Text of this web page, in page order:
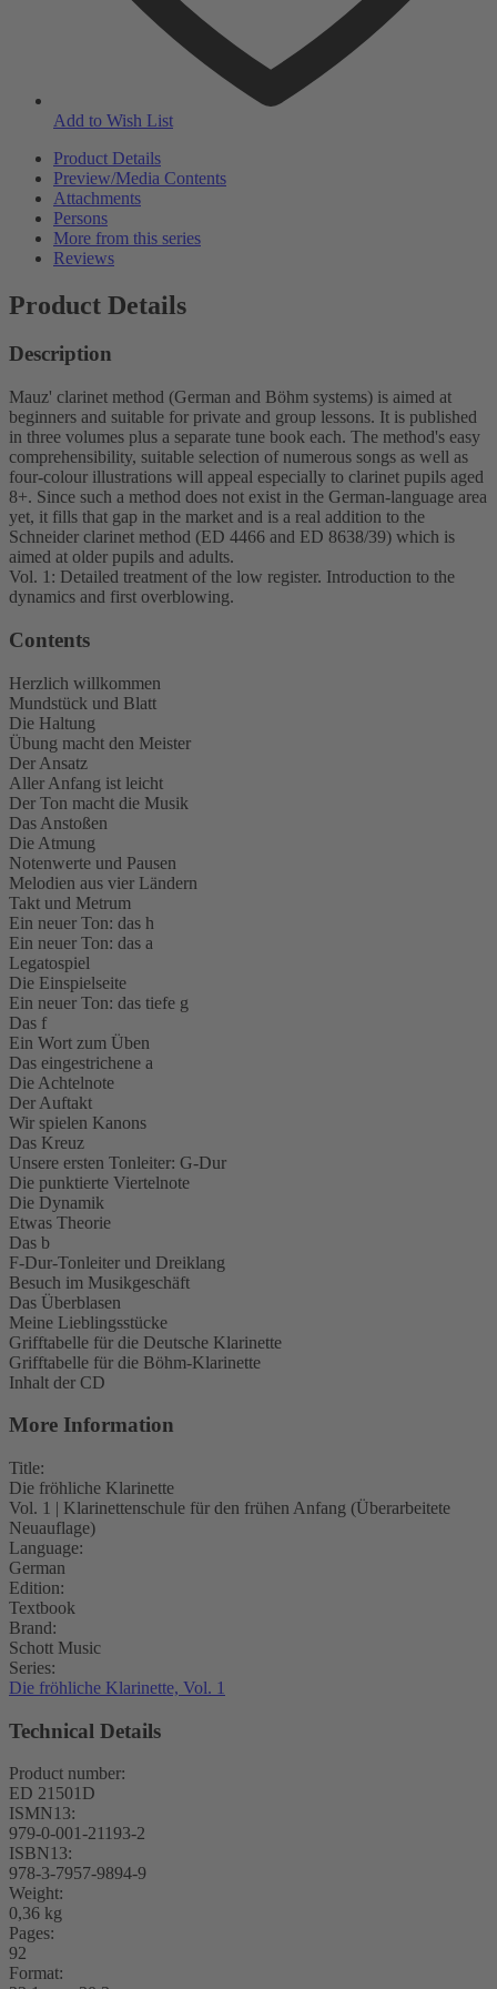
Add to Wish List
Product Details
Preview/Media Contents
Attachments
Persons
More from this series
Reviews
Product Details
Description
Mauz' clarinet method (German and Böhm systems) is aimed at
beginners and suitable for private and group lessons. It is published
in three volumes plus a separate tune book each. The method's easy
comprehensibility, suitable selection of numerous songs as well as
four-colour illustrations will appeal especially to clarinet pupils aged
8+. Since such a method does not exist in the German-language area
yet, it fills that gap in the market and is a real addition to the
Schneider clarinet method (ED 4466 and ED 8638/39) which is
aimed at older pupils and adults.
Vol. 1: Detailed treatment of the low register. Introduction to the
dynamics and first overblowing.
Contents
Herzlich willkommen
Mundstück und Blatt
Die Haltung
Übung macht den Meister
Der Ansatz
Aller Anfang ist leicht
Der Ton macht die Musik
Das Anstoßen
Die Atmung
Notenwerte und Pausen
Melodien aus vier Ländern
Takt und Metrum
Ein neuer Ton: das h
Ein neuer Ton: das a
Legatospiel
Die Einspielseite
Ein neuer Ton: das tiefe g
Das f
Ein Wort zum Üben
Das eingestrichene a
Die Achtelnote
Der Auftakt
Wir spielen Kanons
Das Kreuz
Unsere ersten Tonleiter: G-Dur
Die punktierte Viertelnote
Die Dynamik
Etwas Theorie
Das b
F-Dur-Tonleiter und Dreiklang
Besuch im Musikgeschäft
Das Überblasen
Meine Lieblingsstücke
Grifftabelle für die Deutsche Klarinette
Grifftabelle für die Böhm-Klarinette
Inhalt der CD
More Information
Title:
Die fröhliche Klarinette
Vol. 1 | Klarinettenschule für den frühen Anfang (Überarbeitete
Neuauflage)
Language:
German
Edition:
Textbook
Brand:
Schott Music
Series:
Die fröhliche Klarinette, Vol. 1
Technical Details
Product number:
ED 21501D
ISMN13:
979-0-001-21193-2
ISBN13:
978-3-7957-9894-9
Weight:
0,36 kg
Pages:
92
Format: